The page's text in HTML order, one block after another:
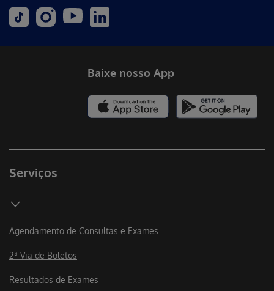
Serviços
Agendamento de Consultas e Exames
2ª Via de Boletos
Resultados de Exames
Baixe nosso App